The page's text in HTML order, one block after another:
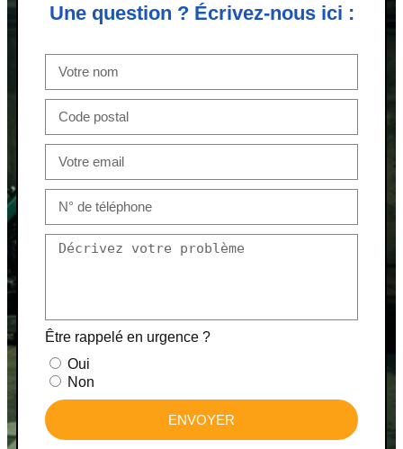
Une question ? Écrivez-nous ici :
Être rappelé en urgence ?
Oui
Non
ENVOYER